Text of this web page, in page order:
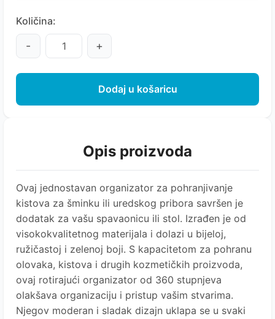
Količina:
- +
Dodaj u košaricu
Opis proizvoda
Ovaj jednostavan organizator za pohranjivanje
kistova za šminku ili uredskog pribora savršen je
dodatak za vašu spavaonicu ili stol. Izrađen je od
visokokvalitetnog materijala i dolazi u bijeloj,
ružičastoj i zelenoj boji. S kapacitetom za pohranu
olovaka, kistova i drugih kozmetičkih proizvoda,
ovaj rotirajući organizator od 360 stupnjeva
olakšava organizaciju i pristup vašim stvarima.
Njegov moderan i sladak dizajn uklapa se u svaki